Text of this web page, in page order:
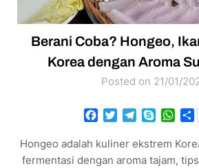
Berani Coba? Hongeo,
Korea dengan Aroma
Posted on 21/01/
Facebook
TwitterTelegram
Skype
Hongeo adalah kuliner ekstrem
fermentasi dengan aroma tajam,